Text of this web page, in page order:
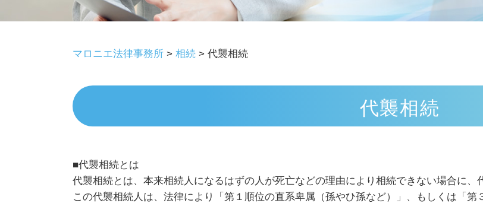
マロニエ法律事務所 > 相続 > 代襲相続
代襲相続
■代襲相続とは
代襲相続とは、本来相続人になるはずの人が死亡などの理由により相続できない場合に、
この代襲相続人は、法律により「第１順位の直系卑属（孫やひ孫など）」、もしくは「第